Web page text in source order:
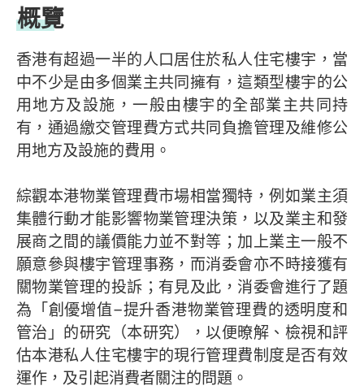
概覽
香港有超過一半的人口居住於私人住宅樓宇，當
中不少是由多個業主共同擁有，這類型樓宇的公
用地方及設施，一般由樓宇的全部業主共同持
有，通過繳交管理費方式共同負擔管理及維修公
用地方及設施的費用。
綜觀本港物業管理費市場相當獨特，例如業主須
集體行動才能影響物業管理決策，以及業主和發
展商之間的議價能力並不對等；加上業主一般不
願意參與樓宇管理事務，而消委會亦不時接獲有
關物業管理的投訴；有見及此，消委會進行了題
為「創優增值–提升香港物業管理費的透明度和
管治」的研究（本研究），以便暸解、檢視和評
估本港私人住宅樓宇的現行管理費制度是否有效
運作，及引起消費者關注的問題。